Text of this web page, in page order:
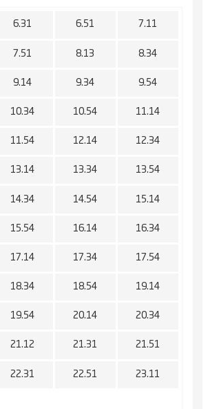
6.31 6.51 7.11
7.51 8.13 8.34
9.14 9.34 9.54
10.34 10.54 11.14
11.54 12.14 12.34
13.14 13.34 13.54
14.34 14.54 15.14
15.54 16.14 16.34
17.14 17.34 17.54
18.34 18.54 19.14
19.54 20.14 20.34
21.12 21.31 21.51
22.31 22.51 23.11